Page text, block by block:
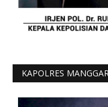
KAPOLRES